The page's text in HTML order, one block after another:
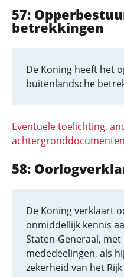
57:
betrekkingen
De Koning heeft het
buitenlandsche
Eventuele toelichting,
achtergronddocumenten
58:
De Koning verklaart
onmiddellijk kennis
Staten-Generaal,
mededeelingen, als
zekerheid van het